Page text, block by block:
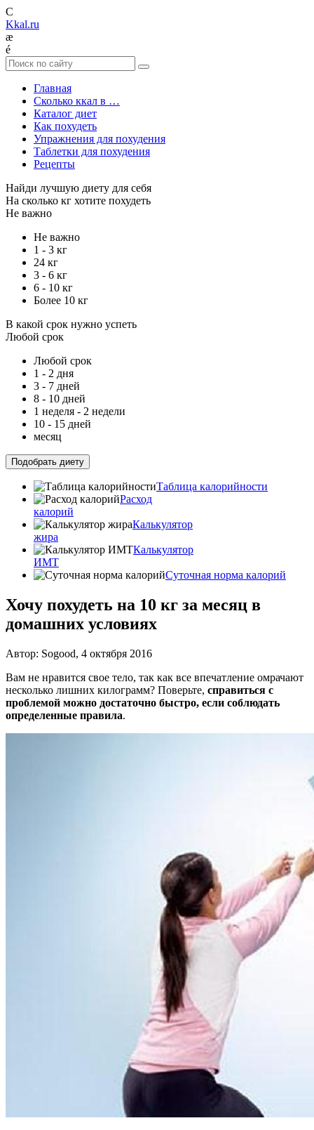
C
Kkal.ru
æ
é
Главная
Сколько ккал в …
Каталог диет
Как похудеть
Упражнения для похудения
Таблетки для похудения
Рецепты
Найди лучшую диету для себя
На сколько кг хотите похудеть
Не важно
Не важно
1 - 3 кг
24 кг
3 - 6 кг
6 - 10 кг
Более 10 кг
В какой срок нужно успеть
Любой срок
Любой срок
1 - 2 дня
3 - 7 дней
8 - 10 дней
1 неделя - 2 недели
10 - 15 дней
месяц
Подобрать диету
Таблица калорийности
Расход
калорий
Калькулятор
жира
Калькулятор
ИМТ
Суточная норма калорий
Хочу похудеть на 10 кг за месяц в
домашних условиях
Автор: Sogood, 4 октября 2016
Вам не нравится свое тело, так как все впечатление омрачают
несколько лишних килограмм? Поверьте, справиться с
проблемой можно достаточно быстро, если соблюдать
определенные правила.